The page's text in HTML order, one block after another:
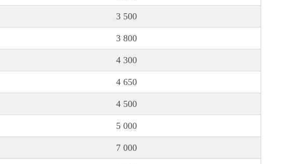
3 500
3 800
4 300
4 650
4 500
5 000
7 000